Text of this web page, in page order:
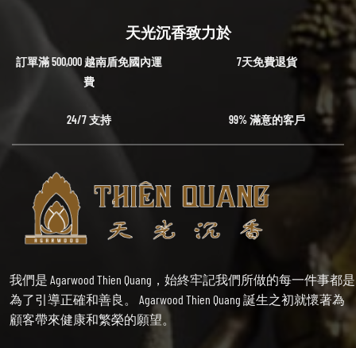
天光沉香致力於
訂單滿 500,000 越南盾免國內運
費
7天免費退貨
24/7 支持 99% 滿意的客戶
我們是 Agarwood Thien Quang，始終牢記我們所做的每一件事都是
為了引導正確和善良。 Agarwood Thien Quang 誕生之初就懷著為
顧客帶來健康和繁榮的願望。